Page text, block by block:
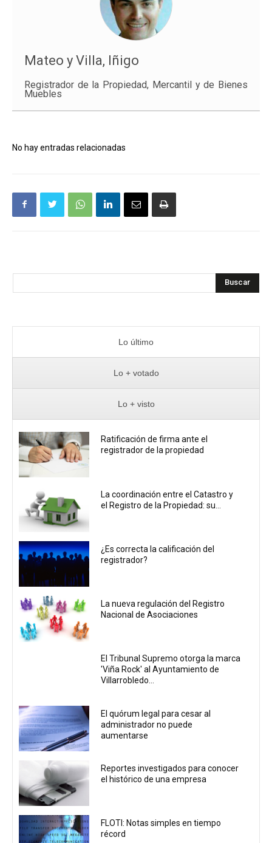
Mateo y Villa, Iñigo
Registrador de la Propiedad, Mercantil y de Bienes
Muebles
No hay entradas relacionadas
Buscar
Lo último
Lo + votado
Lo + visto
Ratificación de firma ante el
registrador de la propiedad
La coordinación entre el Catastro y
el Registro de la Propiedad: su...
¿Es correcta la calificación del
registrador?
La nueva regulación del Registro
Nacional de Asociaciones
El Tribunal Supremo otorga la marca
'Viña Rock' al Ayuntamiento de
Villarrobledo...
El quórum legal para cesar al
administrador no puede
aumentarse
Reportes investigados para conocer
el histórico de una empresa
FLOTI: Notas simples en tiempo
récord